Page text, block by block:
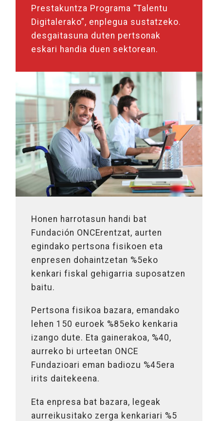
Prestakuntza Programa “Talentu
Digitalerako”, enplegua sustatzeko.
desgaitasuna duten pertsonak
eskari handia duen sektorean.
Honen harrotasun handi bat
Fundación ONCErentzat, aurten
egindako pertsona fisikoen eta
enpresen dohaintzetan %5eko
kenkari fiskal gehigarria suposatzen
baitu.
Pertsona fisikoa bazara, emandako
lehen 150 euroek %85eko kenkaria
izango dute. Eta gainerakoa, %40,
aurreko bi urteetan ONCE
Fundazioari eman badiozu %45era
irits daitekeena.
Eta enpresa bat bazara, legeak
aurreikusitako zerga kenkariari %5